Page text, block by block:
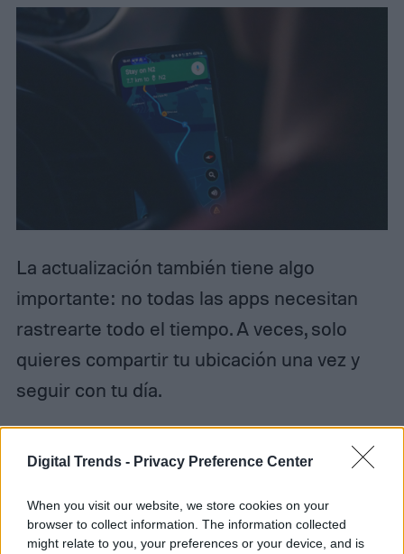
Digital Trends - Privacy Preference Center
When you visit our website, we store cookies on your
browser to collect information. The information collected
might relate to you, your preferences or your device, and is
La actualización también tiene algo
importante: no todas las apps necesitan
rastrearte todo el tiempo. A veces, solo
quieres compartir tu ubicación una vez y
seguir con tu día.
Diego Bastarrica
Senior Editor